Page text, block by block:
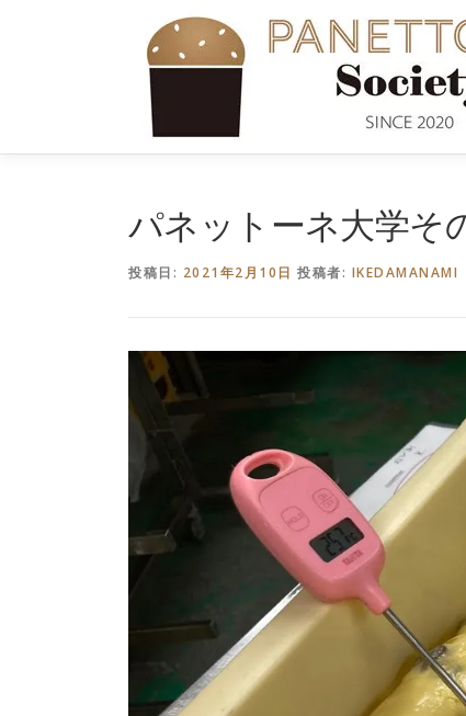
パネットーネ大学
投稿日: 2021年2月10日 投稿者: IKEDAMANAMI